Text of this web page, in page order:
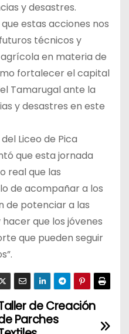
y desastres.
estas acciones nos
técnicos y
en materia de
fortalecer el capital
Tamarugal ante la
y desastres en este
Liceo de Pica
que esta jornada
real que las
de acompañar a los
de potenciar a las
que los jóvenes
que pueden seguir
de Creación
Parches